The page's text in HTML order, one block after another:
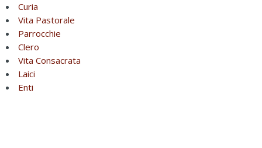
Curia
Vita Pastorale
Parrocchie
Clero
Vita Consacrata
Laici
Enti